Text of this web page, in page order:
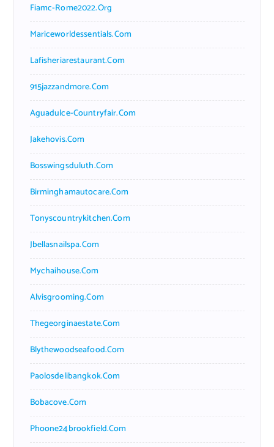
Fiamc-Rome2022.org
Mariceworldessentials.com
Lafisheriarestaurant.com
915jazzandmore.com
Aguadulce-Countryfair.com
Jakehovis.com
Bosswingsduluth.com
Birminghamautocare.com
Tonyscountrykitchen.com
Jbellasnailspa.com
Mychaihouse.com
Alvisgrooming.com
Thegeorginaestate.com
Blythewoodseafood.com
Paolosdelibangkok.com
Bobacove.com
Phoone24brookfield.com